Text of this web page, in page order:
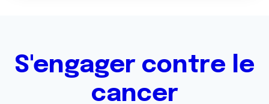
S'engager contre le
cancer